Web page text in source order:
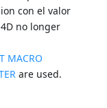
con el valor
no longer
MACRO
are used.